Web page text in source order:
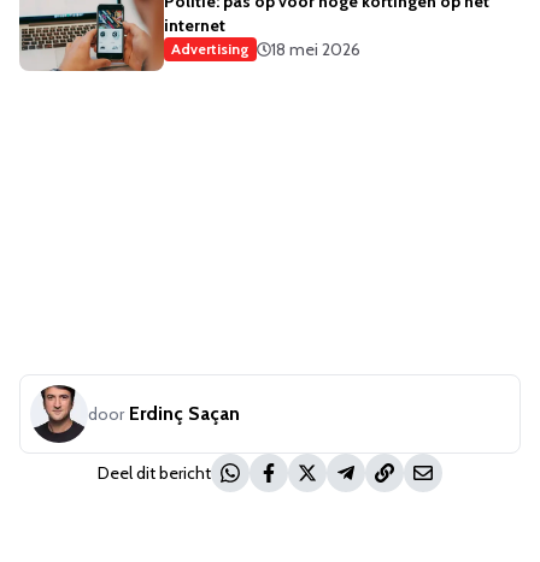
internet
Advertising 18 mei 2026
door Erdinç Saçan
Deel dit bericht